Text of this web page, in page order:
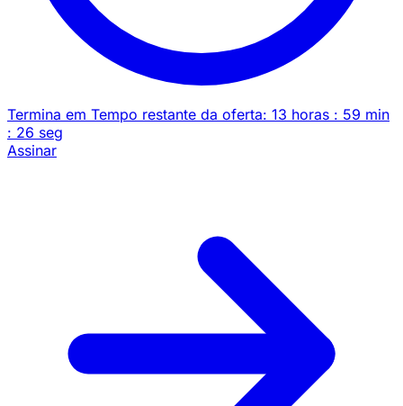
Termina em Tempo restante da oferta: 13 horas : 59 min
: 26 seg
Assinar